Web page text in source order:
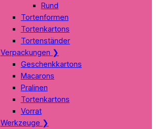
Rund
Tortenformen
Tortenkartons
Tortenständer
Verpackungen ❯
Geschenkkartons
Macarons
Pralinen
Tortenkartons
Vorrat
Werkzeuge ❯